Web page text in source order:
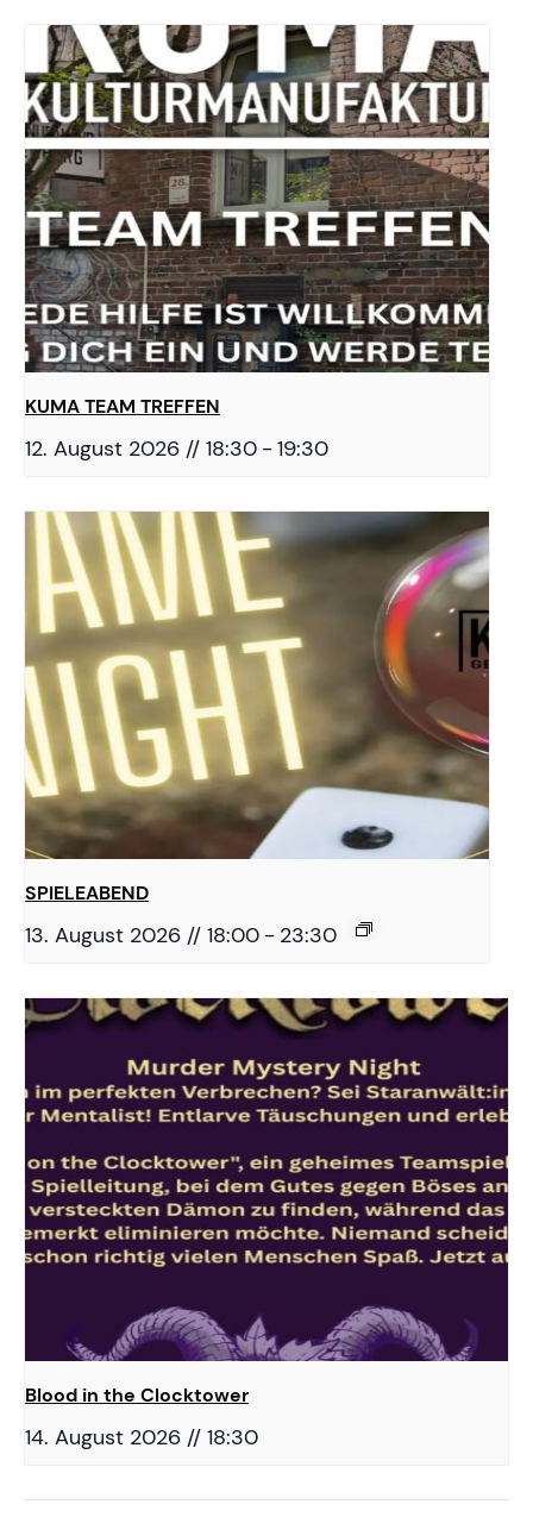
KUMA TEAM TREFFEN
12. August 2026 // 18:30 -19:30
SPIELEABEND
13. August 2026 // 18:00 - 23:30
Blood in the Clocktower
14. August 2026 // 18:30